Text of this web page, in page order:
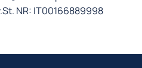
NR: IT00166889998